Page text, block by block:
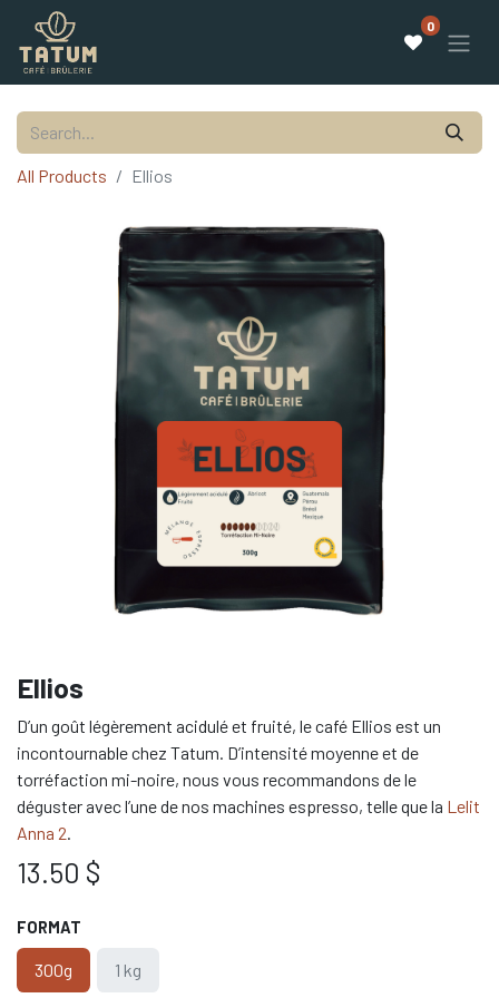
0
All Products Ellios
Ellios
D’un goût légèrement acidulé et fruité, le café Ellios est un
incontournable chez Tatum. D’intensité moyenne et de
torréfaction mi-noire, nous vous recommandons de le
déguster avec l’une de nos machines espresso, telle que la Lelit
Anna 2.
13.50 $
FORMAT
300g 1 kg